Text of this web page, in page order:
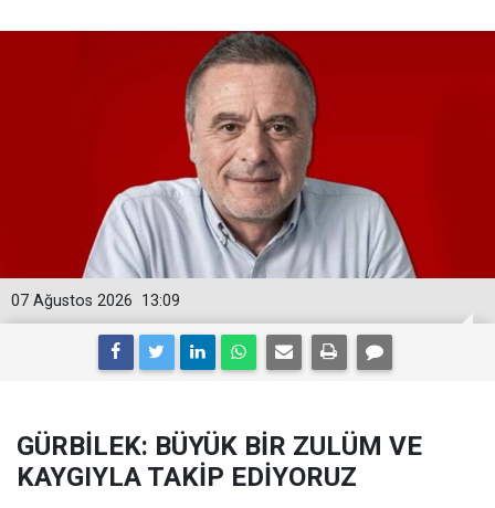
13:09
07 Ağustos 2026
GÜRBİLEK: BÜYÜK BİR ZULÜM VE
KAYGIYLA TAKİP EDİYORUZ